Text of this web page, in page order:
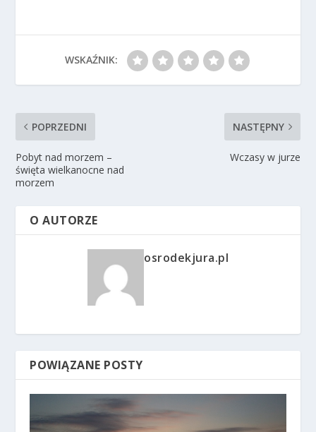
WSKAŹNIK:
POPRZEDNI
Pobyt nad morzem –
święta wielkanocne nad
morzem
NASTĘPNY
Wczasy w jurze
O AUTORZE
osrodekjura.pl
POWIĄZANE POSTY